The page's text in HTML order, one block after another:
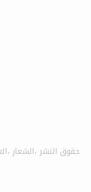
حقوق النشر ،الشعار